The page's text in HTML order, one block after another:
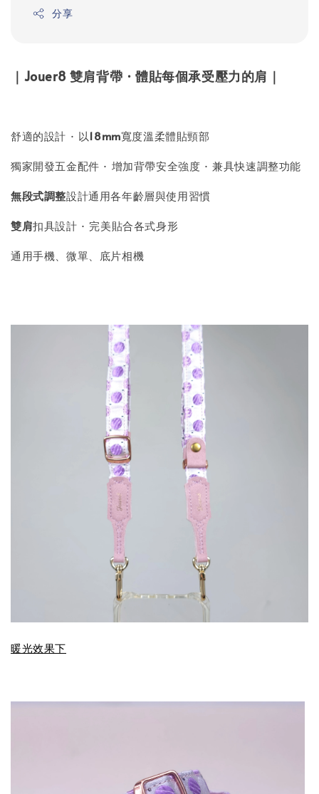
分享
｜Jouer8 雙肩背帶 · 體貼每個承受壓力的肩｜
舒適的設計 · 以18mm寬度溫柔體貼頸部
獨家開發五金配件 · 增加背帶安全強度 · 兼具快速調整功能
無段式調整設計通用各年齡層與使用習慣
雙肩扣具設計 · 完美貼合各式身形
通用手機、微單、底片相機
暖光效果下